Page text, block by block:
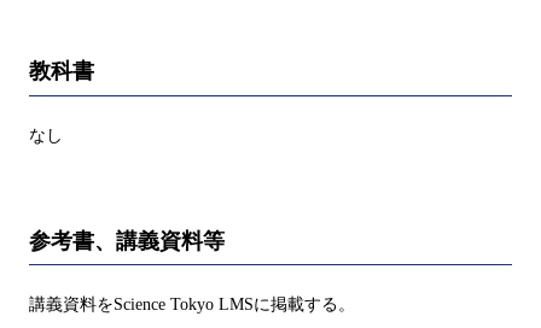
教科書
なし
参考書、講義資料等
講義資料をScience Tokyo LMSに掲載する。